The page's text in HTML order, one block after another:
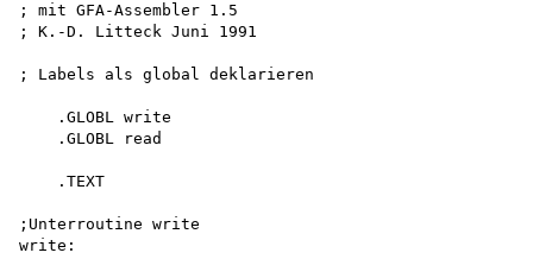
; mit GFA-Assembler 1.5
; K.-D. Litteck Juni 1991
; Labels als global deklarieren
    .GLOBL write
    .GLOBL read
    .TEXT
;Unterroutine write
write: